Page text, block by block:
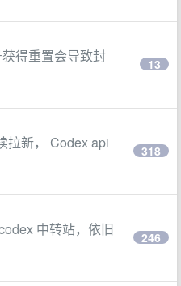
得重置会导致封
13
拉新， Codex api
318
中转站，依旧
246